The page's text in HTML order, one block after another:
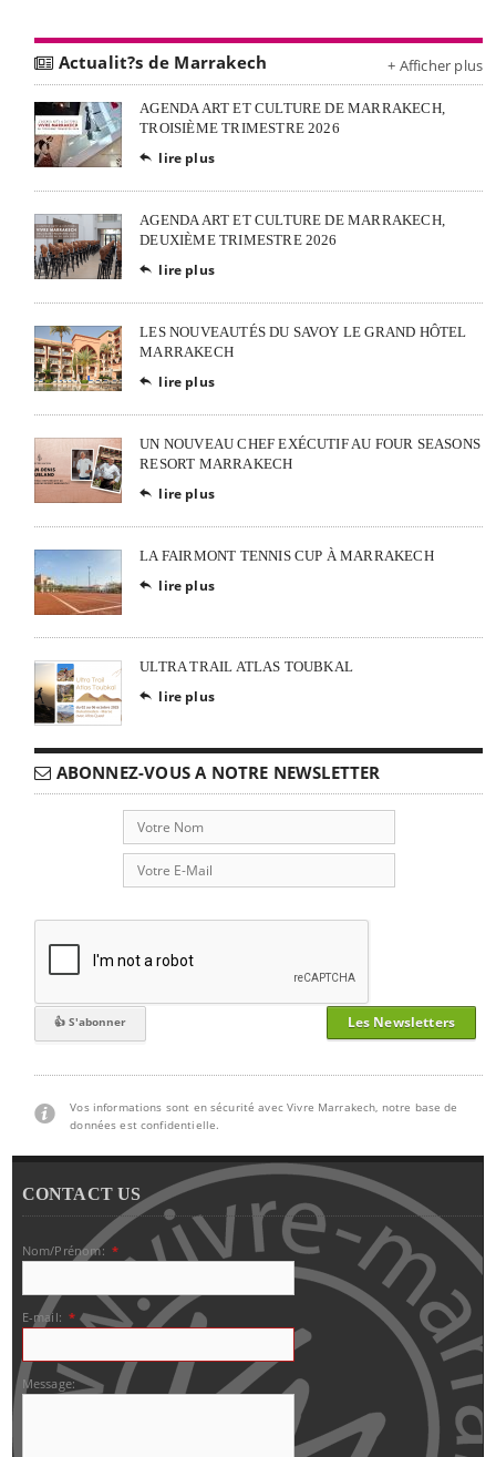
Actualit?s de Marrakech + Afficher plus
AGENDA ART ET CULTURE DE MARRAKECH,
TROISIÈME TRIMESTRE 2026
 lire plus
AGENDA ART ET CULTURE DE MARRAKECH,
DEUXIÈME TRIMESTRE 2026
 lire plus
LES NOUVEAUTÉS DU SAVOY LE GRAND HÔTEL
MARRAKECH
 lire plus
UN NOUVEAU CHEF EXÉCUTIF AU FOUR SEASONS
RESORT MARRAKECH
 lire plus
LA FAIRMONT TENNIS CUP À MARRAKECH
 lire plus
ULTRA TRAIL ATLAS TOUBKAL
 lire plus
ABONNEZ-VOUS A NOTRE NEWSLETTER
Les Newsletters
Vos informations sont en sécurité avec Vivre Marrakech, notre base de
données est confidentielle.
CONTACT US
Nom/Prénom: *
E-mail: *
Message: